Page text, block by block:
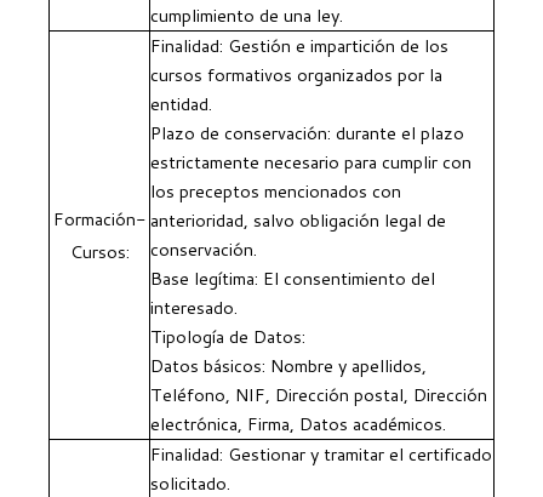
cumplimiento de una ley.
Formación-
Cursos:
Finalidad: Gestión e impartición de los
cursos formativos organizados por la
entidad.
Plazo de conservación: durante el plazo
estrictamente necesario para cumplir con
los preceptos mencionados con
anterioridad, salvo obligación legal de
conservación.
Base legítima: El consentimiento del
interesado.
Tipología de Datos:
Datos básicos: Nombre y apellidos,
Teléfono, NIF, Dirección postal, Dirección
electrónica, Firma, Datos académicos.
Finalidad: Gestionar y tramitar el certificado
solicitado.